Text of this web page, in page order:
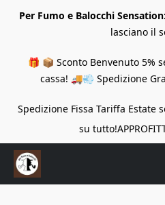
Per Fumo e Balocchi Sensation:
lasciano il
🎁 📦 Sconto Benvenuto 5%
cassa! 🚚💨 Spedizione
Spedizione Fissa Tariffa Estate
su tutto!